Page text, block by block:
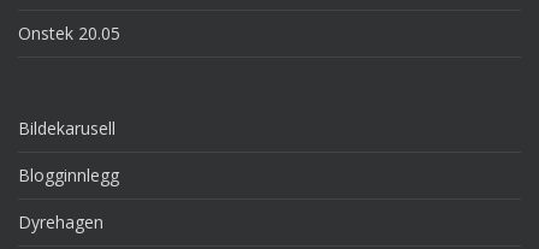
Onstek 20.05
Bildekarusell
Blogginnlegg
Dyrehagen